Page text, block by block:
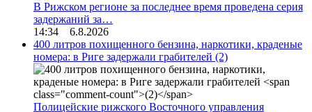
В Рижском регионе за последнее время проведена серия
задержаний за…
14:34 6.8.2026
400 литров похищенного бензина, наркотики, краденые
номера: в Риге задержали грабителей (2)
Полицейские рижского Восточного управления